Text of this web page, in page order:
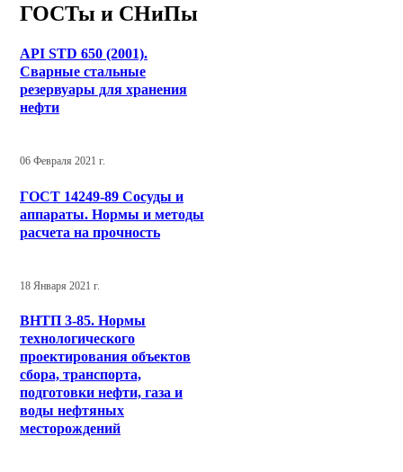
ГОСТы и СНиПы
API STD 650 (2001).
Сварные стальные
резервуары для хранения
нефти
06 Февраля 2021 г.
ГОСТ 14249-89 Сосуды и
аппараты. Нормы и методы
расчета на прочность
18 Января 2021 г.
ВНТП 3-85. Нормы
технологического
проектирования объектов
сбора, транспорта,
подготовки нефти, газа и
воды нефтяных
месторождений